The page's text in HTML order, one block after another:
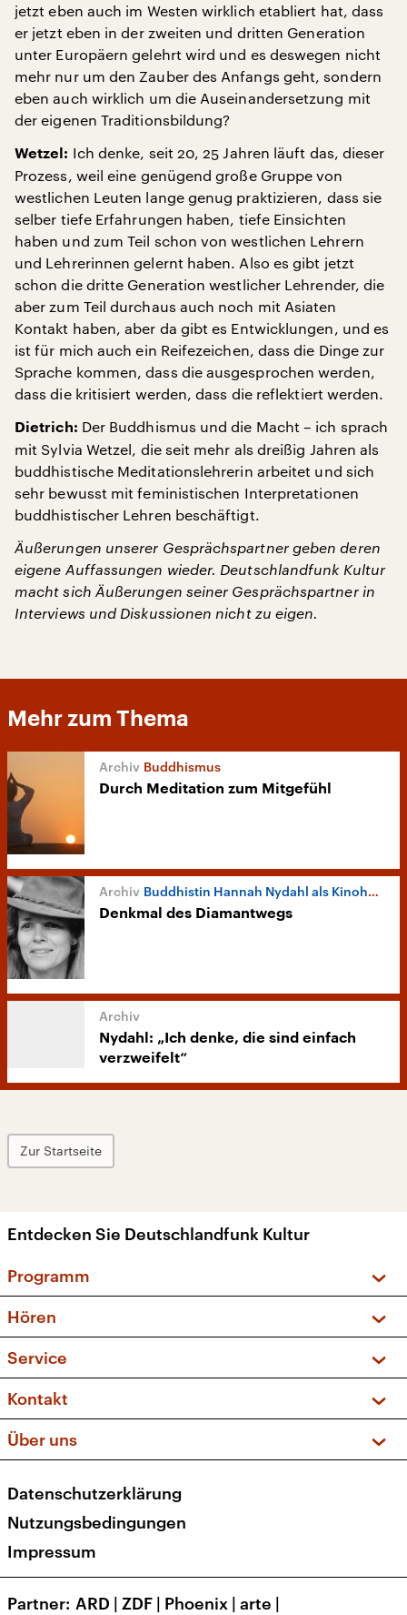
jetzt eben auch im Westen wirklich etabliert hat, dass
er jetzt eben in der zweiten und dritten Generation
unter Europäern gelehrt wird und es deswegen nicht
mehr nur um den Zauber des Anfangs geht, sondern
eben auch wirklich um die Auseinandersetzung mit
der eigenen Traditionsbildung?
Wetzel: Ich denke, seit 20, 25 Jahren läuft das, dieser
Prozess, weil eine genügend große Gruppe von
westlichen Leuten lange genug praktizieren, dass sie
selber tiefe Erfahrungen haben, tiefe Einsichten
haben und zum Teil schon von westlichen Lehrern
und Lehrerinnen gelernt haben. Also es gibt jetzt
schon die dritte Generation westlicher Lehrender, die
aber zum Teil durchaus auch noch mit Asiaten
Kontakt haben, aber da gibt es Entwicklungen, und es
ist für mich auch ein Reifezeichen, dass die Dinge zur
Sprache kommen, dass die ausgesprochen werden,
dass die kritisiert werden, dass die reflektiert werden.
Dietrich: Der Buddhismus und die Macht – ich sprach
mit Sylvia Wetzel, die seit mehr als dreißig Jahren als
buddhistische Meditationslehrerin arbeitet und sich
sehr bewusst mit feministischen Interpretationen
buddhistischer Lehren beschäftigt.
Äußerungen unserer Gesprächspartner geben deren
eigene Auffassungen wieder. Deutschlandfunk Kultur
macht sich Äußerungen seiner Gesprächspartner in
Interviews und Diskussionen nicht zu eigen.
Mehr zum Thema
Buddhismus
Durch Meditation zum Mitgefühl
Buddhistin Hannah Nydahl als Kinoheldin
Denkmal des Diamantwegs
Nydahl: „Ich denke, die sind einfach
verzweifelt“
Zur Startseite
Entdecken Sie Deutschlandfunk Kultur
Programm
Sendungen und Podcasts
Musikliste
Kakadu – Das Kinderprogramm
Hören
Frequenzen (UKW + DAB+)
Service
FAQ
Apps
Newsletter
Veranstaltungen
Kontakt
Social Media
Über uns
Presse
Karriere
Transparenz
Datenschutzerklärung
Nutzungsbedingungen
Impressum
Partner ARD | ZDF | Phoenix | arte |